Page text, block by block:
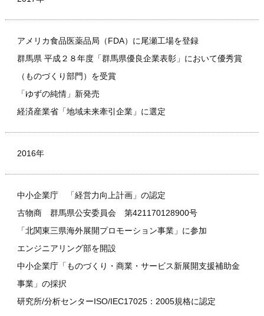
アメリカ食品医薬品局（FDA）に尾瀬工場を登録
群馬県 平成２８年度「群馬県優良企業表彰」において優秀賞
（ものづくり部門）を受賞
「ゆずの純情」新発売
経済産業省「地域未来牽引企業」に選定
2016年
中小企業庁 「経営力向上計画」の認定
古物商 群馬県公安委員会 第421170128900号
「北関東三県海外展開プロモーション事業」に参加
エンジニアリング部を開設
中小企業庁「ものづくり・商業・サービス新展開支援補助金
事業」の採択
研究所/分析センターISO/IEC17025：2005規格に認定